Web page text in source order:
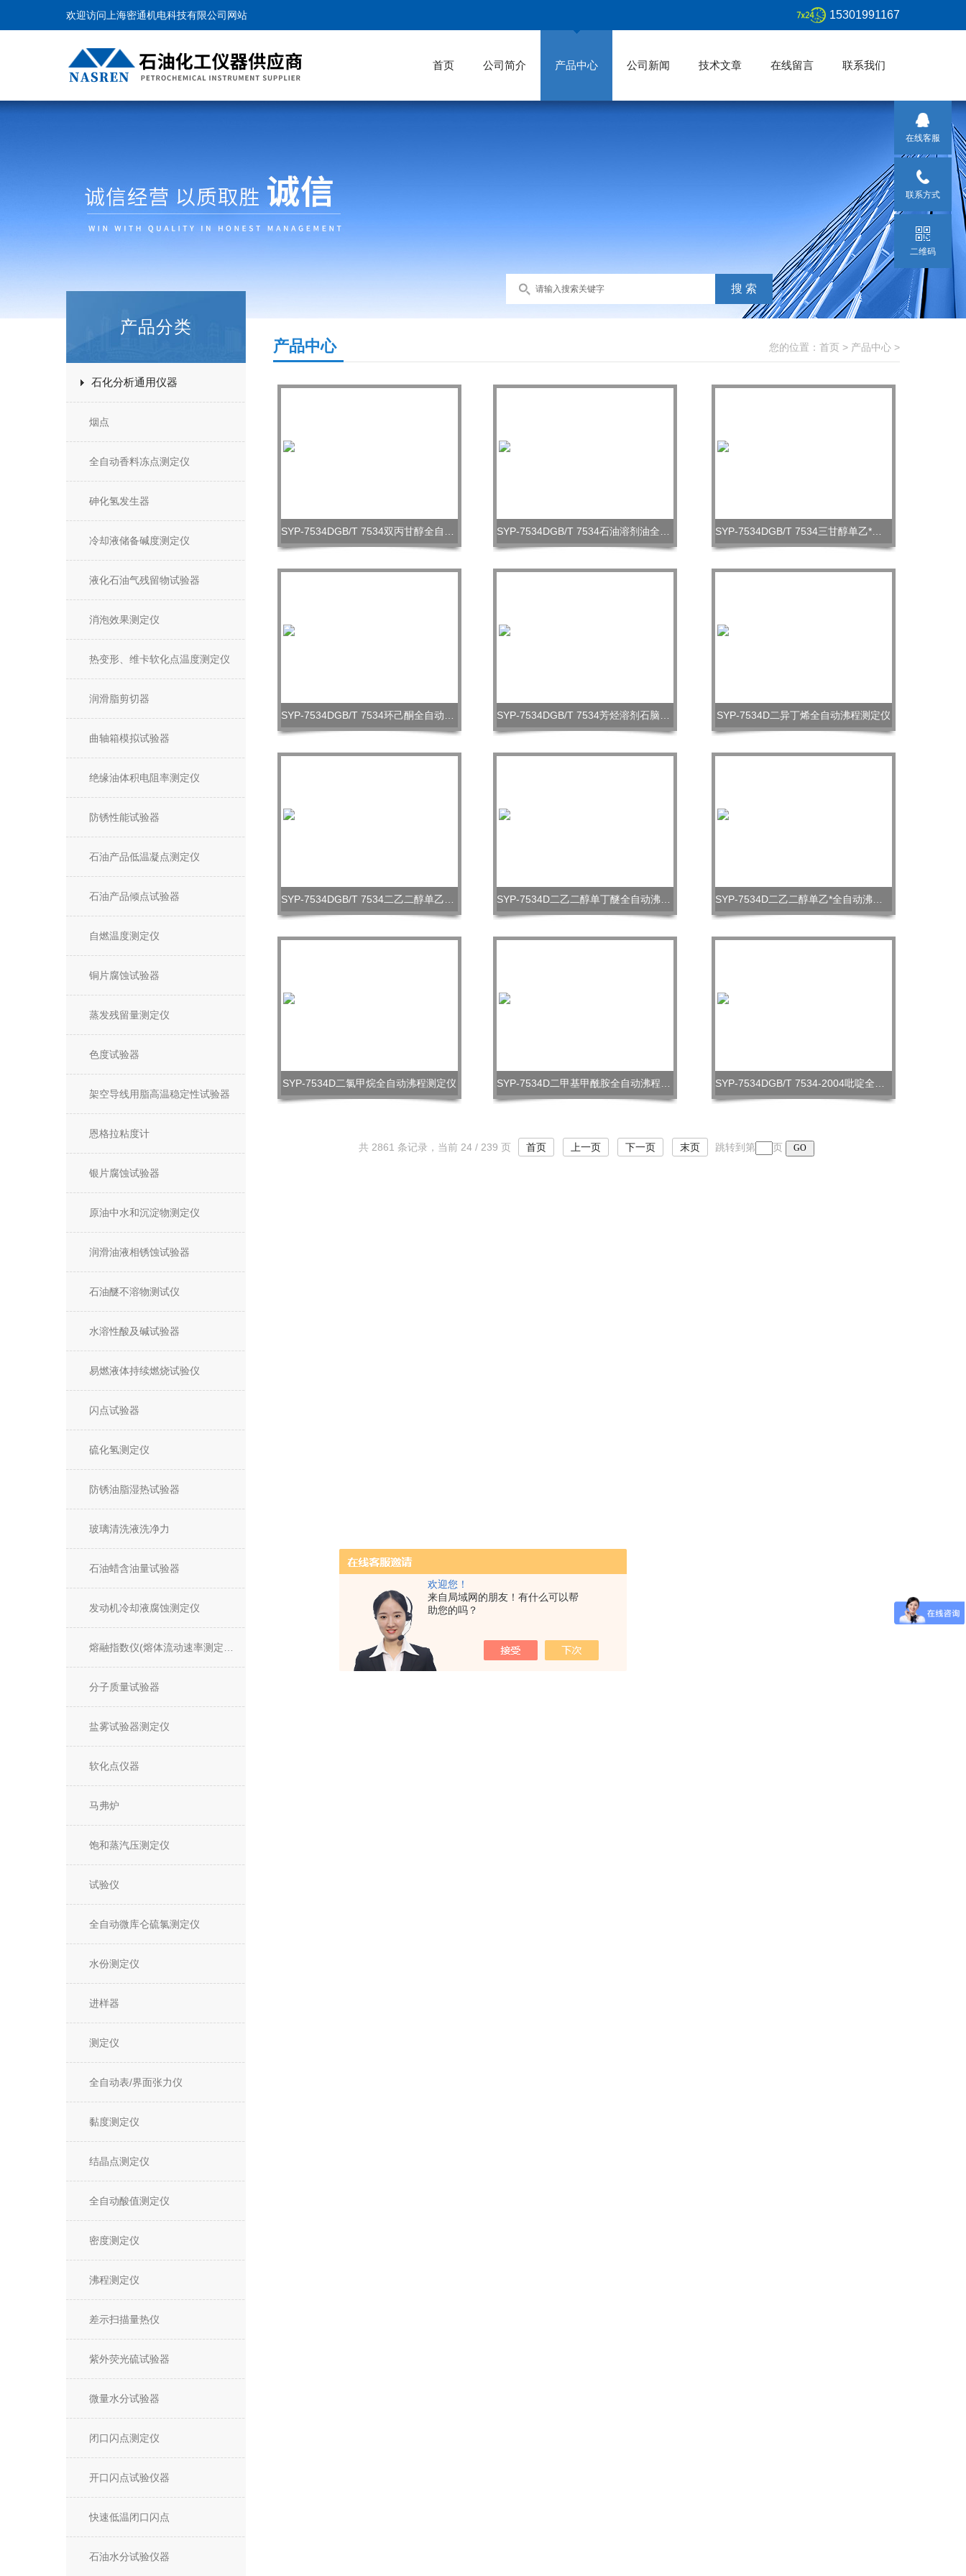
欢迎您！
来自局域网的朋友！有什么可以帮
助您的吗？
欢迎访问上海密通机电科技有限公司网站 15301991167
首页 公司简介 产品中心 公司新闻 技术文章 在线留言 联系我们
产品分类
石化分析通用仪器
烟点
全自动香料冻点测定仪
砷化氢发生器
冷却液储备碱度测定仪
液化石油气残留物试验器
消泡效果测定仪
热变形、维卡软化点温度测定仪
润滑脂剪切器
曲轴箱模拟试验器
绝缘油体积电阻率测定仪
防锈性能试验器
石油产品低温凝点测定仪
石油产品倾点试验器
自燃温度测定仪
铜片腐蚀试验器
蒸发残留量测定仪
色度试验器
架空导线用脂高温稳定性试验器
恩格拉粘度计
银片腐蚀试验器
原油中水和沉淀物测定仪
润滑油液相锈蚀试验器
石油醚不溶物测试仪
水溶性酸及碱试验器
易燃液体持续燃烧试验仪
闪点试验器
硫化氢测定仪
防锈油脂湿热试验器
玻璃清洗液洗净力
石油蜡含油量试验器
发动机冷却液腐蚀测定仪
分子质量试验器
盐雾试验器测定仪
软化点仪器
马弗炉
饱和蒸汽压测定仪
试验仪
全自动微库仑硫氯测定仪
水份测定仪
进样器
测定仪
全自动表/界面张力仪
黏度测定仪
结晶点测定仪
全自动酸值测定仪
密度测定仪
沸程测定仪
差示扫描量热仪
紫外荧光硫试验器
微量水分试验器
闭口闪点测定仪
开口闪点试验仪器
快速低温闭口闪点
石油水分试验仪器
您的位置： 首页 > 产品中心 >
产品中心
SYP-7534D二异丁烯全自动沸程测定仪
SYP-7534D二氯甲烷全自动沸程测定仪
共 2861 条记录，当前 24 / 239 页 首页 上一页 下一页 末页 跳转到第 页
在线客服
联系方式
二维码